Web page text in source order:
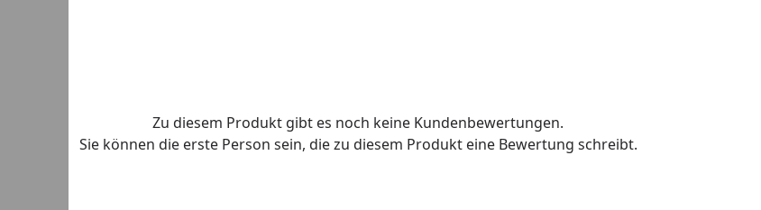
Zu diesem Produkt gibt es noch keine Kundenbewertungen.
Sie können die erste Person sein, die zu diesem Produkt eine Bewertung schreibt.